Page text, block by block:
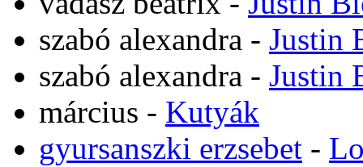
szabó alexandra - Justin
szabó alexandra - Justin
március - Kutyák
gyursanszki erzsebet -